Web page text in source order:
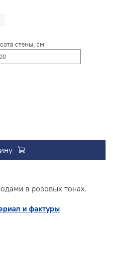
стены, см
в розовых тонах.
и фактуры